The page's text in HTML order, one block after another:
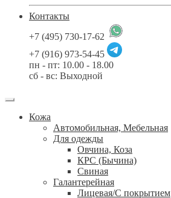
Контакты
+7 (495) 730-17-62
+7 (916) 973-54-45
пн - пт: 10.00 - 18.00
сб - вс: Выходной
Кожа
Автомобильная, Мебельная
Для одежды
Овчина, Коза
КРС (Бычина)
Свиная
Галантерейная
Лицевая/С покрытием